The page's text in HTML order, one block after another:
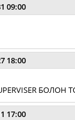
09:00
18:00
17:00